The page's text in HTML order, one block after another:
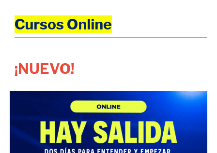
Cursos Online
¡NUEVO!